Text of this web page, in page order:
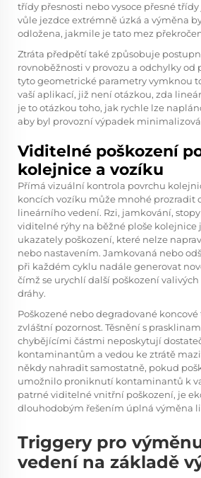
třídy přesnosti nebo vysoce přesné
vůle jezdce extrémně úzká a výměna
odložena, jakmile je tato mez
Ztráta předpětí také způsobuje
rovnoběžnosti v provozu a odchylky od
tyto geometrické parametry vymknou
vaší aplikací, již není otázkou, zda
je to otázkou toho, jak rychle lze
aby byl provozní výpadek
Viditelné poškození
kolejnice a vozíku
Přímá vizuální kontrola povrchu
koncích vozíku může mnohé prozradit
lineárního vedení. Rzi, jamkování,
viditelné rýhy na běžné ploše kolejnice
ukazately poškození, které nelze
nebo nastavením. Jamkovaná nebo
při každém cyklu nadále generovat
čímž se urychlí další poškození
dráhy.
Poškozené nebo degradované
zvláštní pozornost. Těsnění s
chybějícími částmi neposkytují
kontaminantům a vedou ke ztrátě
někdy nahradit samostatně, pokud
umožnilo proniknutí kontaminantů k
patrné viditelné vnitřní poškození, je
dlouhodobým řešením úplná výměna
Triggery pro
vedení na základě